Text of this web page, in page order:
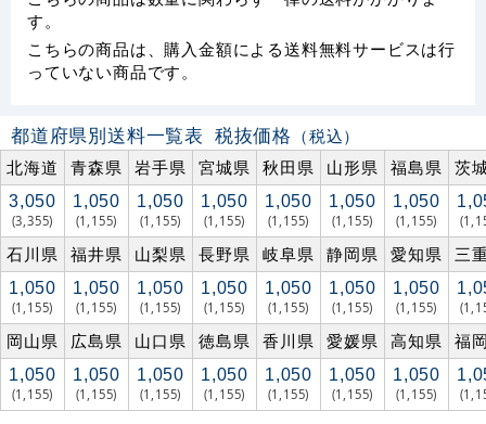
す。
こちらの商品は、購入金額による送料無料サービスは行
っていない商品です。
都道府県別送料一覧表 税抜価格 （税込）
北海道
青森県 岩手県 宮城県 秋田県 山形県 福島県 茨
3,050
(3,355)
1,050
(1,155)
1,050
(1,155)
1,050
(1,155)
1,050
(1,155)
1,050
(1,155)
1,050
(1,155)
石川県 福井県 山梨県 長野県 岐阜県 静岡県 愛知県 三
1,050
(1,155)
1,050
(1,155)
1,050
(1,155)
1,050
(1,155)
1,050
(1,155)
1,050
(1,155)
1,050
(1,155)
岡山県 広島県 山口県 徳島県 香川県 愛媛県 高知県 福
1,050
(1,155)
1,050
(1,155)
1,050
(1,155)
1,050
(1,155)
1,050
(1,155)
1,050
(1,155)
1,050
(1,155)